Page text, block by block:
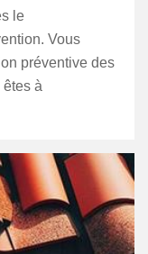
le
Vous
préventive des
à